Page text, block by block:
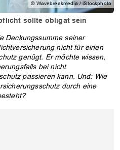
© Wavebreakmedia / iStockphoto
sollte obligat sein
Deckungssumme seiner
nicht für einen
genügt. Er möchte wissen,
bei nicht
passieren kann. Und: Wie
durch eine